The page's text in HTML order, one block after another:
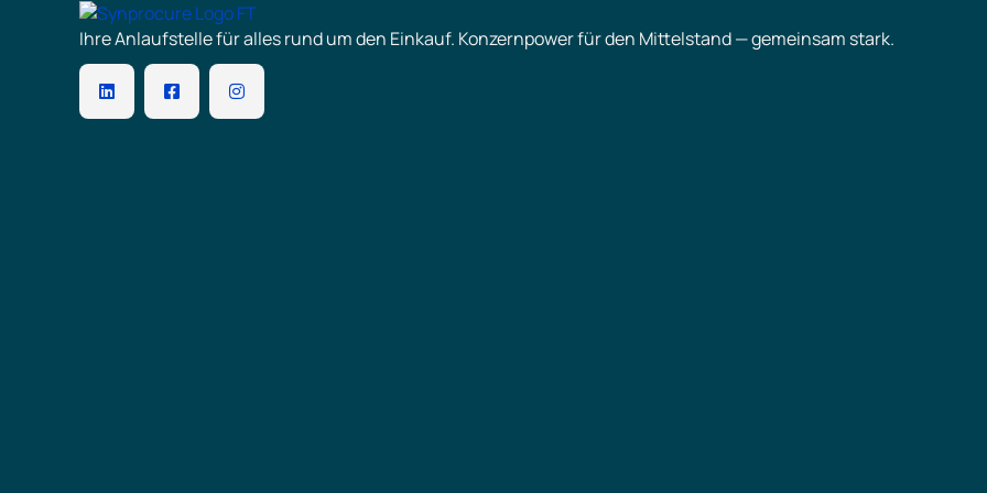
Ihre Anlaufstelle für alles rund um den Einkauf. Konzernpower für den Mittelstand — gemeinsam stark.